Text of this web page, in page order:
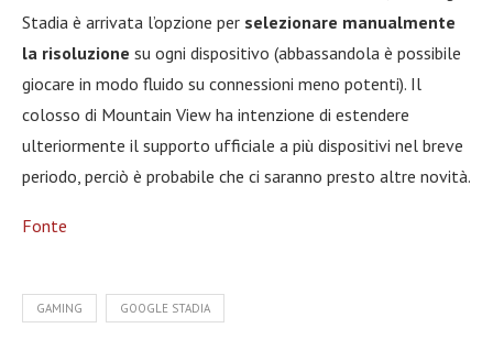
Stadia è arrivata l’opzione per selezionare manualmente
la risoluzione su ogni dispositivo (abbassandola è possibile
giocare in modo fluido su connessioni meno potenti). Il
colosso di Mountain View ha intenzione di estendere
ulteriormente il supporto ufficiale a più dispositivi nel breve
periodo, perciò è probabile che ci saranno presto altre novità.
Fonte
GAMING GOOGLE STADIA